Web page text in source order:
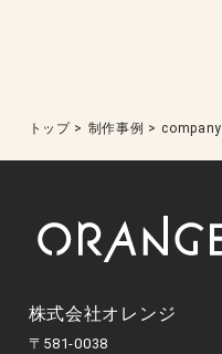
トップ> 制作事例 > company
株式会社オレンジ
〒581-0038